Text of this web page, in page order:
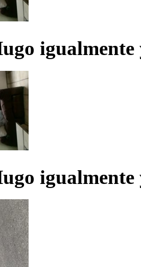
igualmente
igualmente